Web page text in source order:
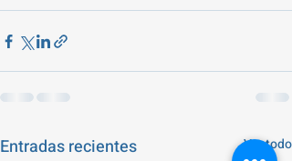
Entradas recientes Ver todo